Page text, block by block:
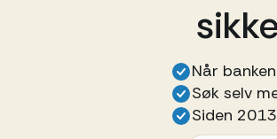
Når
Søk selv
Siden